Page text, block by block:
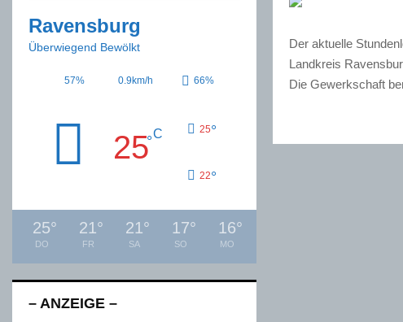
Der aktuelle
Landkreis
Die Gewerkschaft
Ravensburg
Überwiegend Bewölkt
57% 0.9km/h 66%
25°C 25°
22°
25°
DO
21°
FR
21°
SA
17°
SO
16°
MO
– ANZEIGE –